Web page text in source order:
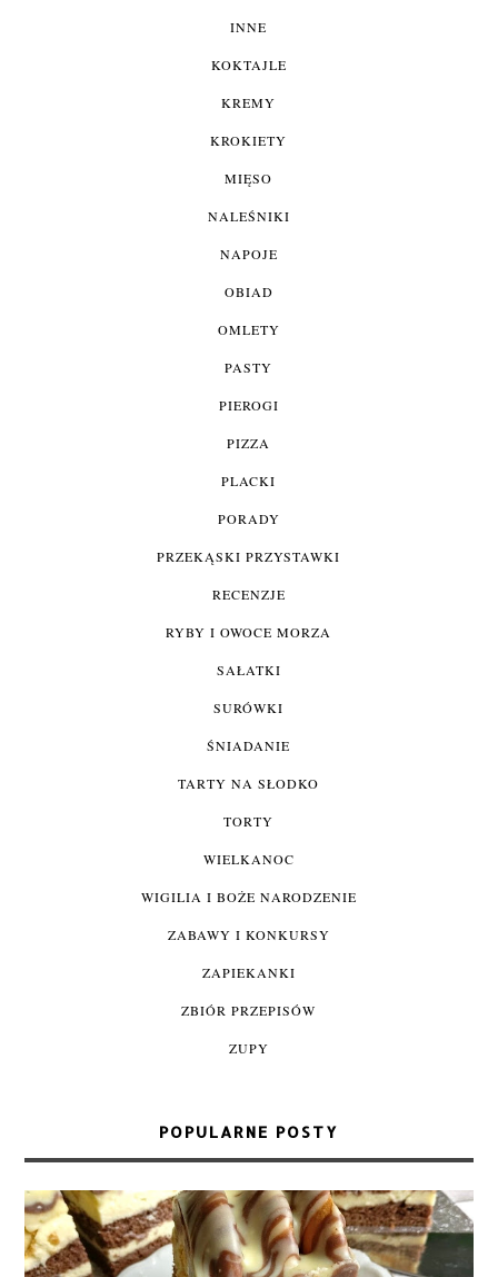
INNE
KOKTAJLE
KREMY
KROKIETY
MIĘSO
NALEŚNIKI
NAPOJE
OBIAD
OMLETY
PASTY
PIEROGI
PIZZA
PLACKI
PORADY
PRZEKĄSKI PRZYSTAWKI
RECENZJE
RYBY I OWOCE MORZA
SAŁATKI
SURÓWKI
ŚNIADANIE
TARTY NA SŁODKO
TORTY
WIELKANOC
WIGILIA I BOŻE NARODZENIE
ZABAWY I KONKURSY
ZAPIEKANKI
ZBIÓR PRZEPISÓW
ZUPY
POPULARNE POSTY